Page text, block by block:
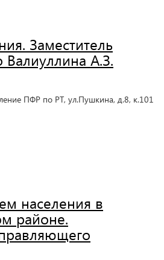
Заместитель
А.З.
ПФР по РТ, ул.Пушкина, д.8, к.101
населения в
районе.